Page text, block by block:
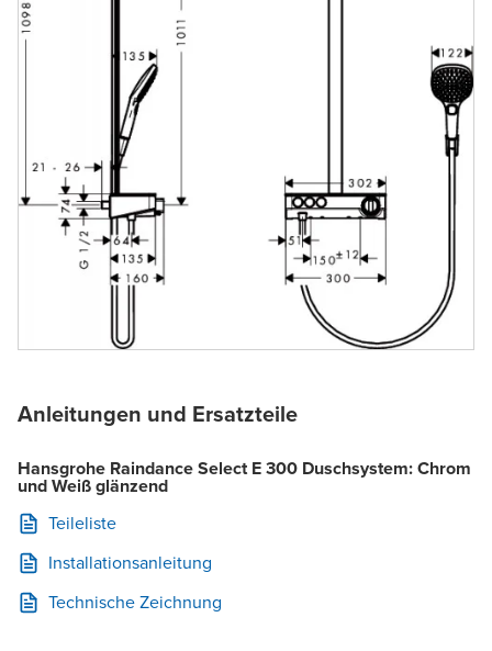
Anleitungen und Ersatzteile
Hansgrohe Raindance Select E 300 Duschsystem: Chrom
und Weiß glänzend
Teileliste
Installationsanleitung
Technische Zeichnung